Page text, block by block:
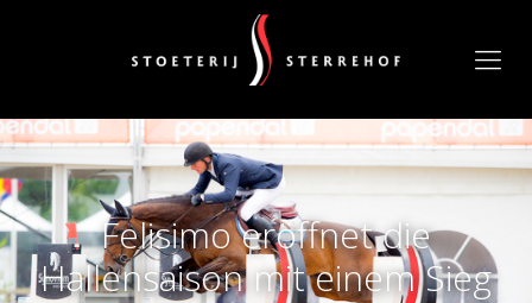
Felisimo eröffnet die
Hallensaison mit einem Sieg